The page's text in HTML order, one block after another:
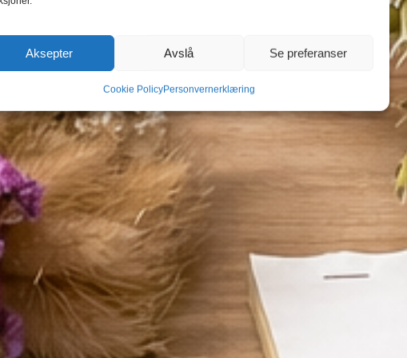
Aksepter Avslå Se preferanser
Cookie PolicyPersonvernerklæring